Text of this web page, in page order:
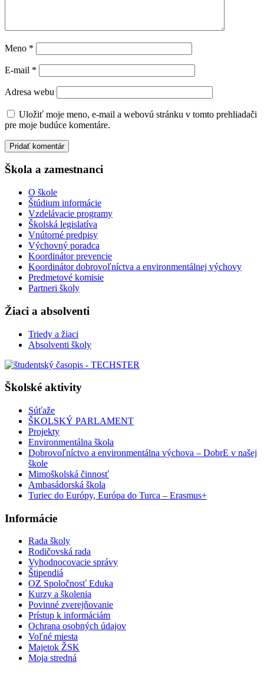
Meno *
E-mail *
Adresa webu
Uložiť moje meno, e-mail a webovú stránku v tomto prehliadači
pre moje budúce komentáre.
Škola a zamestnanci
O škole
Štúdium informácie
Vzdelávacie programy
Školská legislatíva
Vnútorné predpisy
Výchovný poradca
Koordinátor prevencie
Koordinátor dobrovoľníctva a environmentálnej výchovy
Predmetové komisie
Partneri školy
Žiaci a absolventi
Triedy a žiaci
Absolventi školy
Školské aktivity
Súťaže
ŠKOLSKÝ PARLAMENT
Projekty
Environmentálna škola
Dobrovoľníctvo a environmentálna výchova – DobrE v našej
škole
Mimoškolská činnosť
Ambasádorská škola
Turiec do Európy, Európa do Turca – Erasmus+
Informácie
Rada školy
Rodičovská rada
Vyhodnocovacie správy
Štipendiá
OZ Spoločnosť Eduka
Kurzy a školenia
Povinné zverejňovanie
Prístup k informáciám
Ochrana osobných údajov
Voľné miesta
Majetok ŽSK
Moja stredná